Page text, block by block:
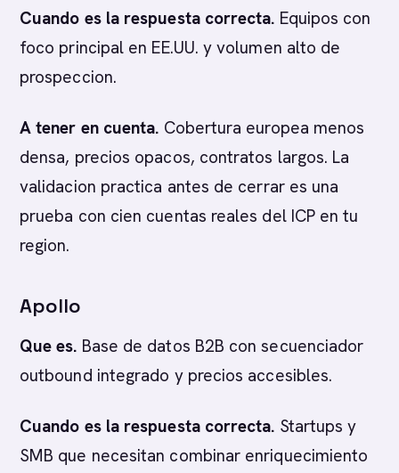
Cuando es la respuesta correcta. Equipos con
foco principal en EE.UU. y volumen alto de
prospeccion.
A tener en cuenta. Cobertura europea menos
densa, precios opacos, contratos largos. La
validacion practica antes de cerrar es una
prueba con cien cuentas reales del ICP en tu
region.
Apollo
Que es. Base de datos B2B con secuenciador
outbound integrado y precios accesibles.
Cuando es la respuesta correcta. Startups y
SMB que necesitan combinar enriquecimiento